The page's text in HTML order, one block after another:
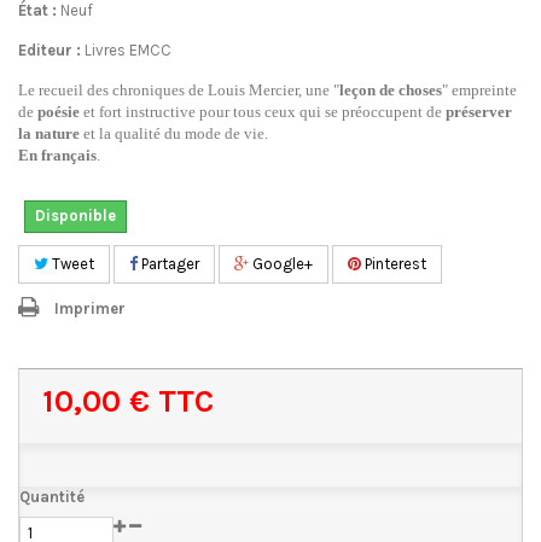
État : Neuf
Editeur : Livres EMCC
Le recueil des chroniques de Louis Mercier, une "leçon de choses" empreinte
de poésie et fort instructive pour tous ceux qui se préoccupent de préserver
la nature et la qualité du mode de vie.
En français.
Disponible
Tweet Partager Google+ Pinterest
Imprimer
10,00 € TTC
Quantité